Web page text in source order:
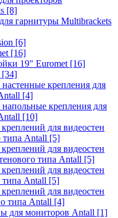
[8]
гарнитуры Multibrackets
[6]
[16]
19" Euromet [16]
[34]
крепления для
[4]
крепления для
[10]
для видеостен
типа Antall [5]
для видеостен
типа Antall [5]
для видеостен
типа Antall [5]
для видеостен
типа Antall [4]
для мониторов Antall [1]